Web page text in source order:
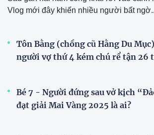
Vlog mới đây khiến nhiều người bất
Tôn Bằng (chồng cũ Hằng Du
người vợ thứ 4 kém chú rể tận 26
Bé 7 - Người đứng sau vở kịch
đạt giải Mai Vàng 2025 là ai?